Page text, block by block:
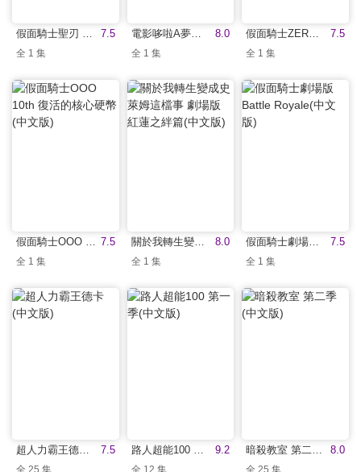
7.5
假面騎士聖刃 深罪的三重奏(中文版)
全 1 集
8.0
電影哆啦A夢：新・大雄的日本誕生(中文版)
全 1 集
7.5
假面騎士ZERO-ONE 外傳：假面騎士巴爾幹&瓦爾基麗(中文版)
全 1 集
7.5
全 1 集
8.0
關於我轉生變成史萊姆這檔事 劇場版 紅蓮之絆篇(中文版)
全 1 集
7.5
全 1 集
7.5
全 25 集
9.2
全 12 集
8.0
全 25 集